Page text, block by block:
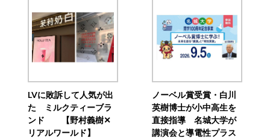
LVに敗訴して人気が出
た ミルクティーブラ
ンド 【野村義樹✕
リアルワールド】
ノーベル賞受賞・白川
英樹博士が小中高生を
直接指導 名城大学が
講演会と導電性プラス